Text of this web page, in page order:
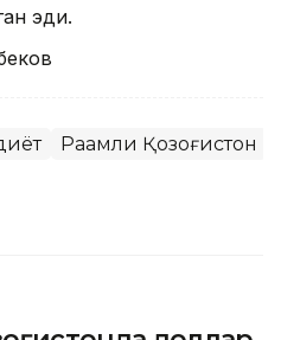
эди.
Рақамли Қозоғистон